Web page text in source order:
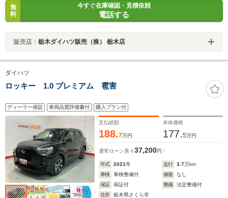
無
料
今すぐ在庫確認・見積依頼
電話する
販売店： 栃木ダイハツ販売（株） 栃木店
ダイハツ
ロッキー 1.0 プレミアム 雹害
ディーラー保証 車両品質評価書付 購入プラン付
支払総額
188.7万円
本体価格
177.5万円
通常ローン 月々37,200円
年式 2021年 走行 3.7万km
車検
車検整備付 修復
なし
保証
保証付 整備
法定整備付
住所
栃木県さくら市